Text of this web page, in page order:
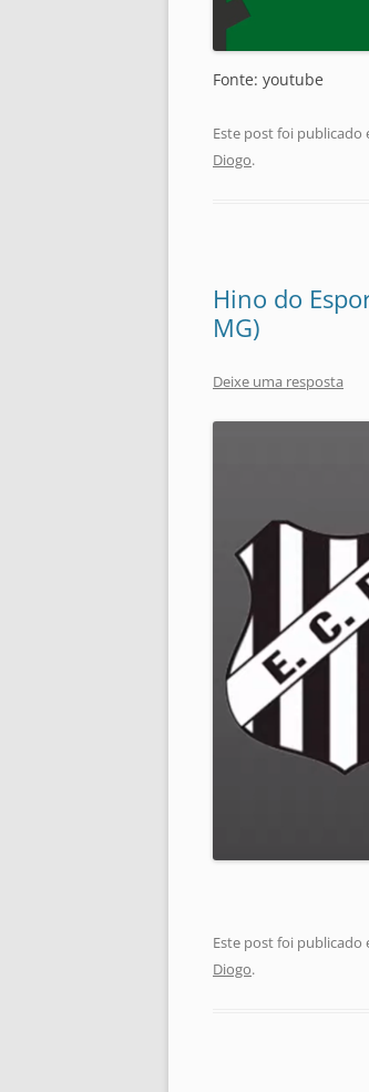
Fonte: youtube
Este post foi publicado
Diogo.
Hino do
MG)
Deixe uma resposta
Este post foi publicado
Diogo.